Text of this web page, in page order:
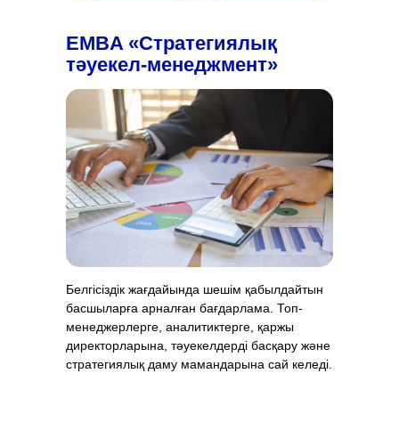
EMBA «Стратегиялық
тәуекел-менеджмент»
Белгісіздік жағдайында шешім қабылдайтын
басшыларға арналған бағдарлама. Топ-
менеджерлерге, аналитиктерге, қаржы
директорларына, тәуекелдерді басқару және
стратегиялық даму мамандарына сай келеді.